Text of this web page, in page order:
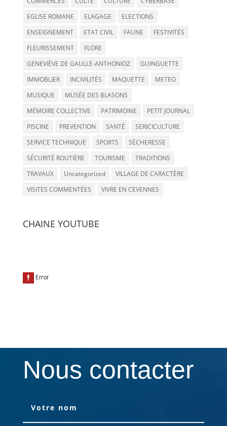
EGLISE ROMANE
ELAGAGE
ELECTIONS
ENSEIGNEMENT
ETAT CIVIL FAUNE
FESTIVITÉS
FLEURISSEMENT
FLORE
GENEVIÈVE DE GAULLE-ANTHONIOZ
GUINGUETTE
IMMOBLIER
INCIVILITÉS MAQUETTE
METEO
MUSIQUE
MUSÉE DES BLASONS
MÉMOIRE COLLECTIVE
PATRIMOINE
PETIT JOURNAL
PISCINE
PREVENTION SANTÉ
SERICICULTURE
SERVICE TECHNIQUE
SPORTS
SÉCHERESSE
SÉCURITÉ ROUTIÈRE
TOURISME
TRADITIONS
TRAVAUX
Uncategorized
VILLAGE DE CARACTÈRE
VISITES COMMENTÉES
VIVRE EN CEVENNES
CHAINE YOUTUBE
Nous contacter